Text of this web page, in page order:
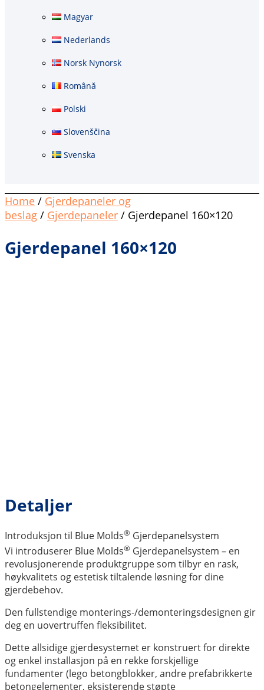
Magyar
Nederlands
Norsk Nynorsk
Română
Polski
Slovenščina
Svenska
Home / Gjerdepaneler og
beslag / Gjerdepaneler / Gjerdepanel 160×120
Gjerdepanel 160×120
Detaljer
Introduksjon til Blue Molds® Gjerdepanelsystem
Vi introduserer Blue Molds® Gjerdepanelsystem – en
revolusjonerende produktgruppe som tilbyr en rask,
høykvalitets og estetisk tiltalende løsning for dine
gjerdebehov.
Den fullstendige monterings-/demonteringsdesignen gir
deg en uovertruffen fleksibilitet.
Dette allsidige gjerdesystemet er konstruert for direkte
og enkel installasjon på en rekke forskjellige
fundamenter (lego betongblokker, andre prefabrikkerte
betongelementer, eksisterende støpte